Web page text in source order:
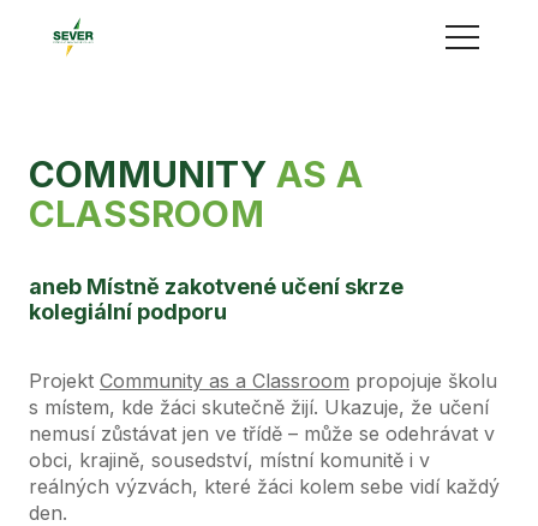
Menu
COMMUNITY AS A
CLASSROOM
aneb Místně zakotvené učení skrze
kolegiální podporu
Projekt Community as a Classroom propojuje školu
s místem, kde žáci skutečně žijí. Ukazuje, že učení
nemusí zůstávat jen ve třídě – může se odehrávat v
obci, krajině, sousedství, místní komunitě i v
reálných výzvách, které žáci kolem sebe vidí každý
den.